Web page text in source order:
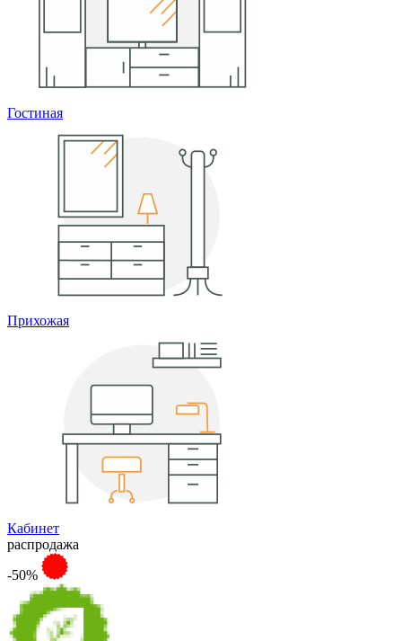
Гостиная
Прихожая
Кабинет
распродажа
-50%